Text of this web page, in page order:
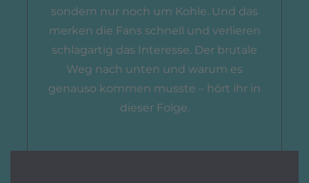
sondern nur noch um Kohle. Und das
merken die Fans schnell und verlieren
schlagartig das Interesse. Der brutale
Weg nach unten und warum es
genauso kommen musste – hört ihr in
dieser Folge.